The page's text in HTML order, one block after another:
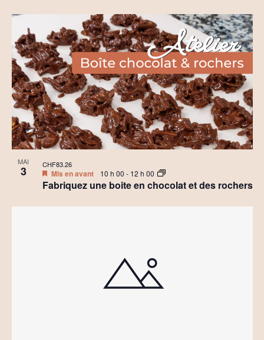
MAI
3
Fabriquez une boite en chocolat et des rochers
Mis en avant 10 h 00 - 12 h 00
CHF83.26